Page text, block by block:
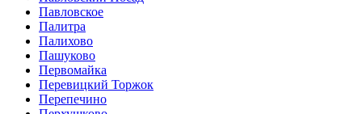
Павловское
Палитра
Палихово
Пашуково
Первомайка
Перевицкий Торжок
Перепечино